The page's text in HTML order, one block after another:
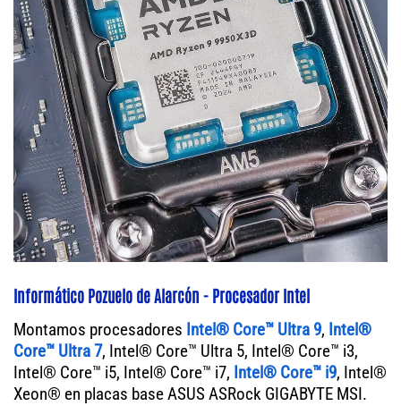
Informático Pozuelo de Alarcón - Procesador Intel
Montamos procesadores Intel® Core™ Ultra 9, Intel®
Core™ Ultra 7, Intel® Core™ Ultra 5, Intel® Core™ i3,
Intel® Core™ i5, Intel® Core™ i7, Intel® Core™ i9, Intel®
Xeon® en placas base ASUS ASRock GIGABYTE MSI.